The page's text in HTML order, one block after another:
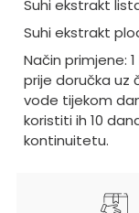
Suhi ekstrakt
Suhi ekstrakt
Način primjene:
prije doručka uz
vode tijekom
koristiti ih 10
kontinuitetu.